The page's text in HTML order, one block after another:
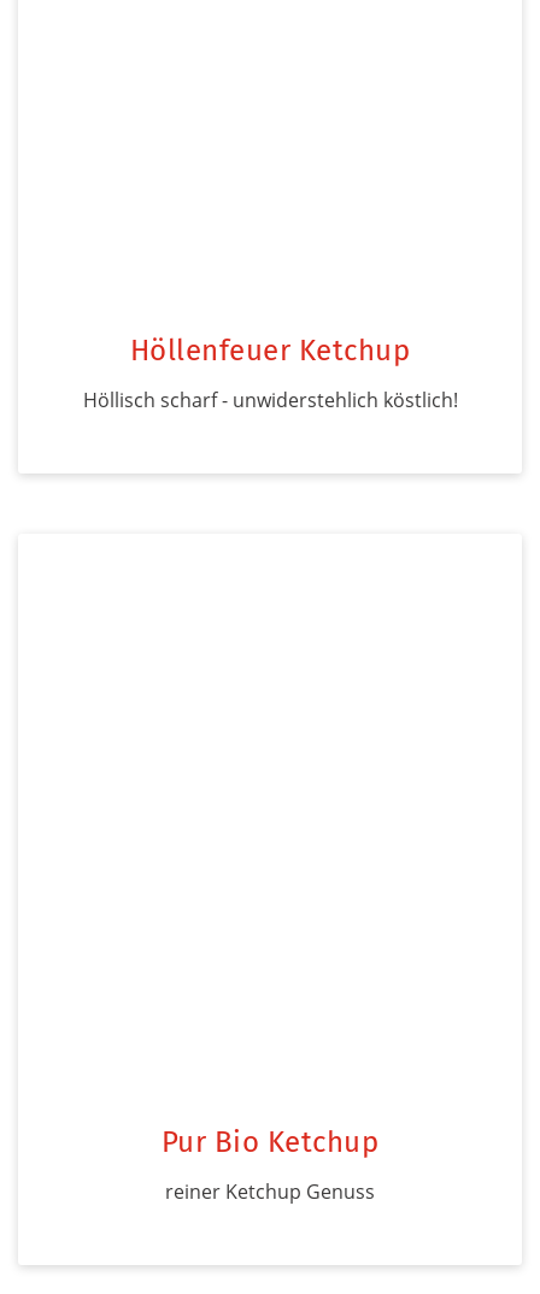
Höllenfeuer Ketchup
Höllisch scharf - unwiderstehlich köstlich!
Pur Bio Ketchup
reiner Ketchup Genuss